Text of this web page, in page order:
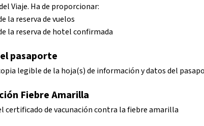
Viaje. Ha de proporcionar:
la reserva de vuelos
la reserva de hotel confirmada
pasaporte
legible de la hoja(s) de información y datos del
Fiebre Amarilla
certificado de vacunación contra la fiebre amarilla